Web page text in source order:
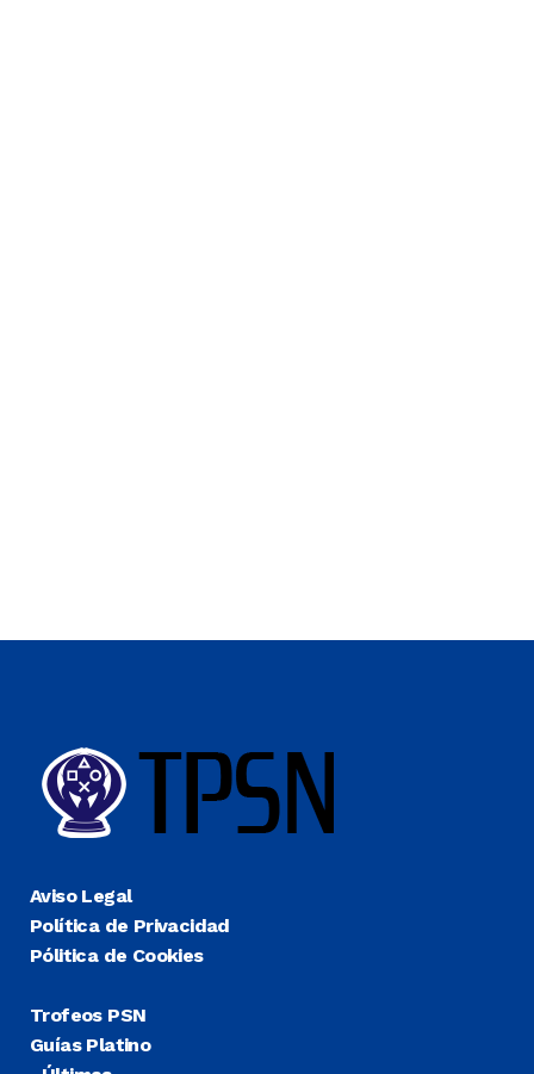
Aviso Legal
Política de Privacidad
Pólitica de Cookies
Trofeos PSN
Guías Platino